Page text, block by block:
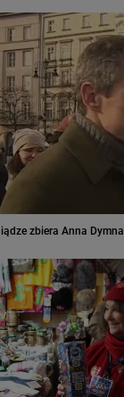
zbiera Anna Dymna